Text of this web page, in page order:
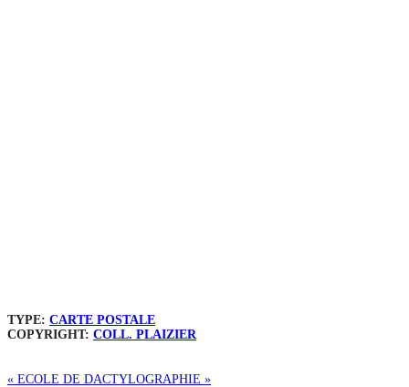
TYPE: CARTE POSTALE
COPYRIGHT: COLL. PLAIZIER
« ECOLE DE DACTYLOGRAPHIE »